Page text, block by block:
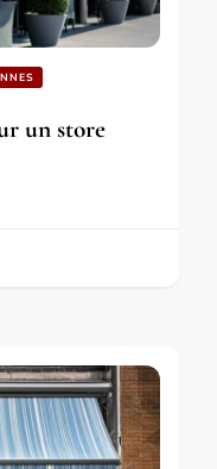
un store